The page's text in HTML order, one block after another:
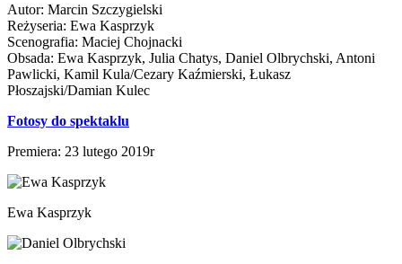
Autor: Marcin Szczygielski
Reżyseria: Ewa Kasprzyk
Scenografia: Maciej Chojnacki
Obsada: Ewa Kasprzyk, Julia Chatys, Daniel Olbrychski, Antoni
Pawlicki, Kamil Kula/Cezary Kaźmierski, Łukasz
Płoszajski/Damian Kulec
Fotosy do spektaklu
Premiera: 23 lutego 2019r
Ewa Kasprzyk